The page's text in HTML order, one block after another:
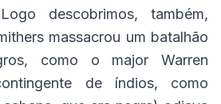
descobrimos, também,
massacrou um batalhão
como o major Warren
de índios, como